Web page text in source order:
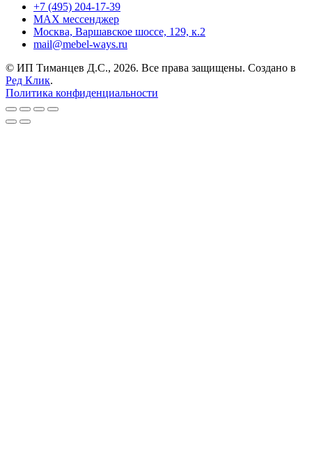
+7 (495) 204-17-39
MAX мессенджер
Москва, Варшавское шоссе, 129, к.2
mail@mebel-ways.ru
© ИП Тиманцев Д.С., 2026. Все права защищены. Создано в
Ред Клик.
Политика конфиденциальности